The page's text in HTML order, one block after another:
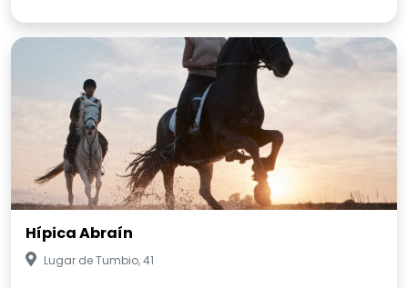
Hípica Abraín
Lugar de Tumbio, 41